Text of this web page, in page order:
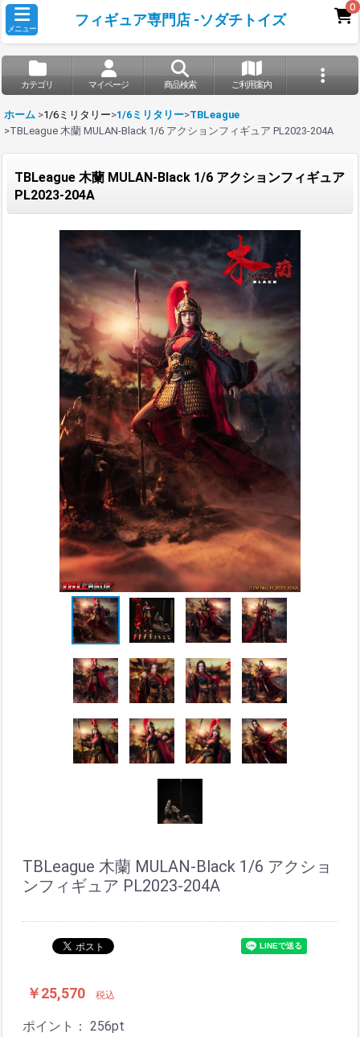
メニュー
フィギュア専門店 -ソダチトイズ
0
カテゴリ マイページ 商品検索 ご利用案内
ホーム >1/6ミリタリー>1/6ミリタリー>TBLeague
>TBLeague 木蘭 MULAN-Black 1/6 アクションフィギュア PL2023-204A
TBLeague 木蘭 MULAN-Black 1/6 アクションフィギュア
PL2023-204A
TBLeague 木蘭 MULAN-Black 1/6 アクショ
ンフィギュア PL2023-204A
￥25,570 税込
ポイント： 256pt